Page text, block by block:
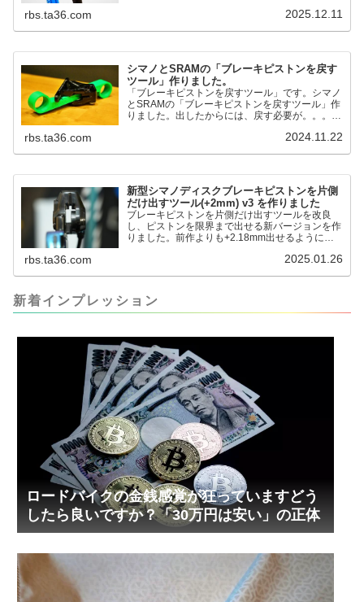
るようになりました。シンワ測定(Shinwa
Sokutei)￥1,375Amazon.c...
rbs.ta36.com 2025.12.11
シマノとSRAMの「ブレーキピストンを戻す
ツール」作りました。
「ブレーキピストンを戻すツール」です。シマノ
とSRAMの「ブレーキピストンを戻すツール」作
りました。出したからには、戻す必要が。。。で
だと。。。▶「ブレーキピストンを戻すツール」
るのかというと、出ているピス...
rbs.ta36.com 2024.11.22
新型シマノディスクブレーキピストンを片側
だけ出すツール(+2mm) v3 を作りました
ブレーキピストンを片側だけ出すツールを改良
し、ピストンを限界まで出せる新バージョンを作
りました。前作よりも+2.18mm出せるようにな
って、オイル漏れするまで試しました。最も安全
ましたが、ギリギリまで攻めてますのでピストン
内部の汚れをさらに掃除できると思います。前作
rbs.ta36.com 2025.01.26
新着インプレッション
ロードバイクの金銭感覚が狂っていますどう
したら良いですか？「30万円は安い」の正体